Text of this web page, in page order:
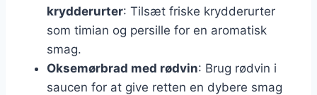
krydderurter: Tilsæt friske krydderurter
som timian og persille for en aromatisk
smag.
Oksemørbrad med rødvin: Brug rødvin i
saucen for at give retten en dybere smag